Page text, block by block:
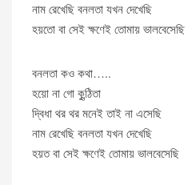
নাম রেখেছি বনলতা যখন দেখেছি
হয়তো বা সেই ক্ষণেই তোমায় ভালবেসেছি
বনলতা কও কথা…..
হয়ো না গো কুন্ঠিতা
দ্বিধা থর থর মনেই তাই না এসেছি
নাম রেখেছি বনলতা যখন দেখেছি
হয়ত বা সেই ক্ষণেই তোমায় ভালবেসেছি